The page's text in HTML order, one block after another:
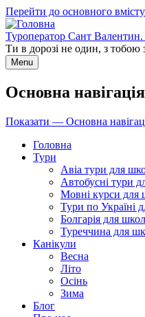
Перейти до основного вмісту
Туроператор Сант Валентин.
Ти в дорозі не один, з
Menu
Основна навігація
Показати — Основна
Головна
Тури
Авіа тури для
Автобусні тури
Мовні курси для
Тури по Україні
Болгарія для
Туреччина для
Канікули
Весна
Літо
Осінь
Зима
Блог